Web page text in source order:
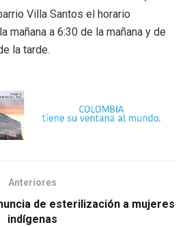
Villa Santos el horario
mañana a 6:30 de la mañana y de
la tarde.
Anteriores
de esterilización a mujeres
indígenas